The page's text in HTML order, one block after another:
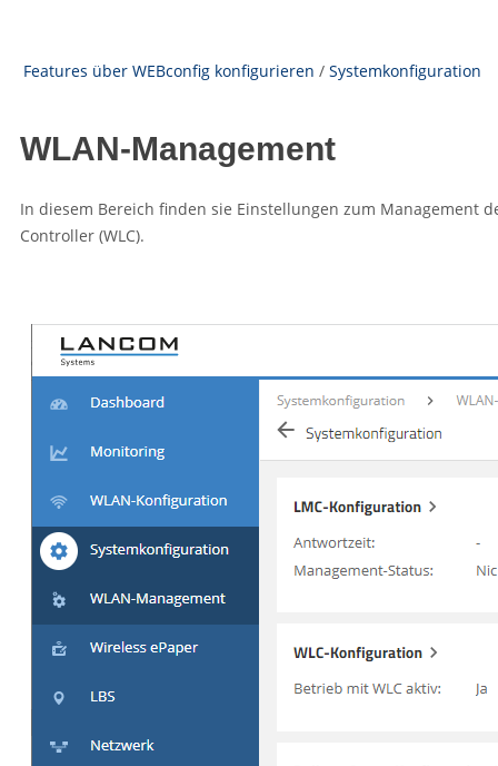
Features über WEBconfig konfigurieren / Systemkonfiguration
WLAN-Management
In diesem Bereich finden sie Einstellungen zum Management
Controller (WLC).